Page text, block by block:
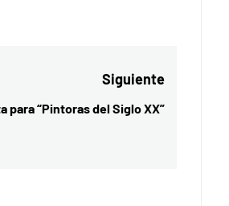
Siguiente
Entrada
para “Pintoras del Siglo XX”